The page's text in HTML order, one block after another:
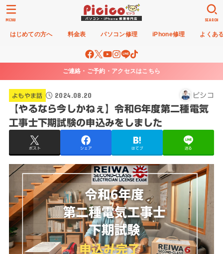
はじめての方へ 料金表 パソコン修理 iPhone修理 よくあ
SEARCH
MENU
ご連絡・ご予約・アクセスはこちら
よもやま話 2024.08.20 ピシコ
【やるなら今しかねぇ】令和6年度第二種電気
工事士下期試験の申込みをしました
ポスト シェア はてブ 送る